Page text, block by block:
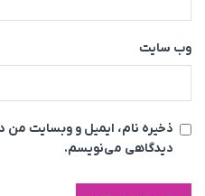
وب‌ سایت
ذخیره نام، ایمیل و وبسایت من
دیدگاهی می‌نویسم.